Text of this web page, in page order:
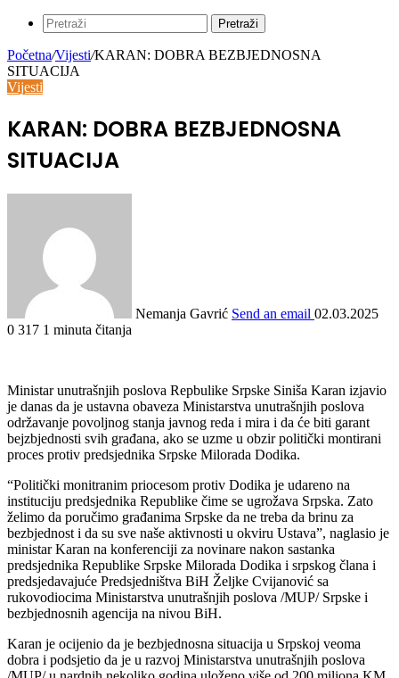
Pretraži
Početna/Vijesti/KARAN: DOBRA BEZBJEDNOSNA
SITUACIJA
Vijesti
KARAN: DOBRA BEZBJEDNOSNA
SITUACIJA
Nemanja Gavrić Send an email 02.03.2025
0 317 1 minuta čitanja
Ministar unutrašnjih poslova Repbulike Srpske Siniša Karan izjavio
je danas da je ustavna obaveza Ministarstva unutrašnjih poslova
održavanje povoljnog stanja javnog reda i mira i da će biti garant
bejzbjednosti svih građana, ako se uzme u obzir politički montirani
proces protiv predsjednika Srpske Milorada Dodika.
“Politički monitranim priocesom protiv Dodika je udareno na
instituciju predsjednika Republike čime se ugrožava Srpska. Zato
želimo da poručimo građanima Srpske da ne treba da brinu za
bezbjednost i da su sve naše aktivnosti u okviru Ustava”, naglasio je
ministar Karan na konferenciji za novinare nakon sastanka
predsjednika Republike Srpske Milorada Dodika i srpskog člana i
predsjedavajuće Predsjedništva BiH Željke Cvijanović sa
rukovodiocima Ministarstva unutrašnjih poslova /MUP/ Srpske i
bezbjednosnih agencija na nivou BiH.
Karan je ocijenio da je bezbjednosna situacija u Srpskoj veoma
dobra i podsjetio da je u razvoj Ministarstva unutrašnjih poslova